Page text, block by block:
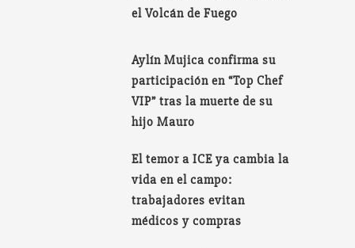
el Volcán de Fuego
Aylín Mujica confirma su
participación en “Top Chef
VIP” tras la muerte de su
hijo Mauro
El temor a ICE ya cambia la
vida en el campo:
trabajadores evitan
médicos y compras